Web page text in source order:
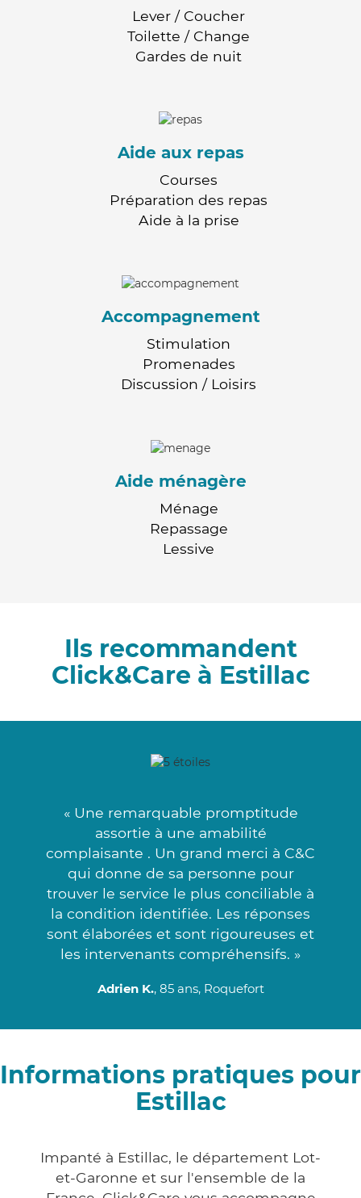
Lever / Coucher
Toilette / Change
Gardes de nuit
Aide aux repas
Courses
Préparation des repas
Aide à la prise
Accompagnement
Stimulation
Promenades
Discussion / Loisirs
Aide ménagère
Ménage
Repassage
Lessive
Ils recommandent
Click&Care à Estillac
« Une remarquable promptitude
assortie à une amabilité
complaisante . Un grand merci à C&C
qui donne de sa personne pour
trouver le service le plus conciliable à
la condition identifiée. Les réponses
sont élaborées et sont rigoureuses et
les intervenants compréhensifs. »
Adrien K., 85 ans, Roquefort
Informations pratiques pour
Estillac
Impanté à Estillac, le département Lot-
et-Garonne et sur l'ensemble de la